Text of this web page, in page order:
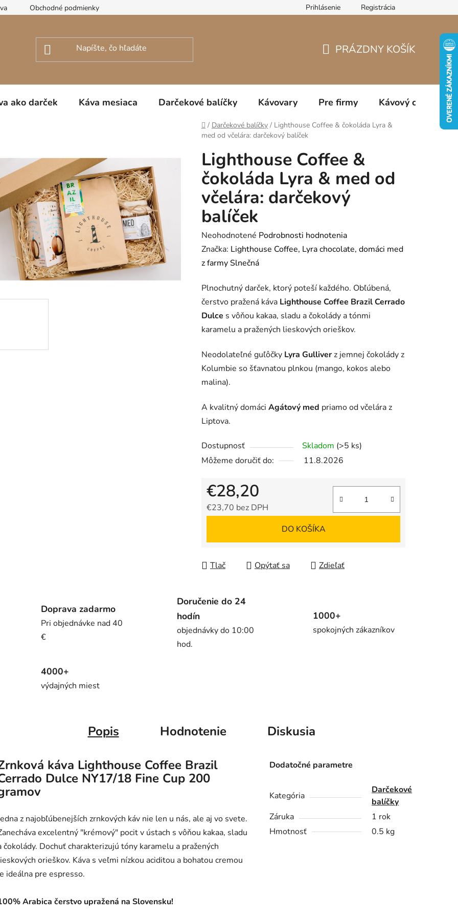
Obchodné podmienky Prihlásenie Registrácia
KOŠÍK
PRÁZDNY KOŠÍK
ako darček Káva mesiaca Darčekové balíčky Kávovary Pre firmy Kávový catering
Domov
/ Darčekové balíčky / Lighthouse Coffee & čokoláda Lyra &
med od včelára: darčekový balíček
Lighthouse Coffee &
čokoláda Lyra & med od
včelára: darčekový
balíček
Priemerné
hodnotenie
produktu
0,0
z
5
hviezdičiek.
Neohodnotené Podrobnosti hodnotenia
Značka: Lighthouse Coffee, Lyra chocolate, domáci med
z farmy Slnečná
Plnochutný darček, ktorý poteší každého. Obľúbená,
čerstvo pražená káva Lighthouse Coffee Brazil Cerrado
Dulce s vôňou kakaa, sladu a čokolády a tónmi
karamelu a pražených lieskových orieškov.
Neodolateľné guľôčky Lyra Gulliverz jemnej čokolády z
Kolumbie so šťavnatou plnkou (mango, kokos alebo
malina).
A kvalitný domáci Agátový med priamo od včelára z
Liptova.
Dostupnosť Skladom (>5 ks)
Môžeme doručiť do:
11.8.2026
€28,20
€23,70 bez DPH
DO KOŠÍKA
Tlač Opýtať sa Zdieľať
Doprava zadarmo
Pri objednávke nad 40
€
Doručenie do 24
hodín
objednávky do 10:00
hod.
1000+
spokojných zákazníkov
4000+
výdajných miest
Popis Hodnotenie Diskusia
káva Lighthouse Coffee Brazil
Dulce NY17/18 Fine Cup 200
z najobľúbenejších zrnkových káv nie len u nás, ale aj vo svete.
excelentný "krémový" pocit v ústach s vôňou kakaa, sladu
čokolády. Dochuť charakterizujú tóny karamelu a pražených
orieškov. Káva s veľmi nízkou aciditou a bohatou cremou
ideálna pre espresso.
Arabica čerstvo upražená na Slovensku!
Dodatočné parametre
Kategória
Darčekové
balíčky
Záruka
1 rok
Hmotnosť
0.5 kg